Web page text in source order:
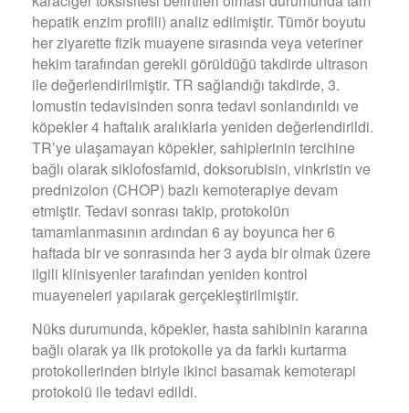
hepatik enzim profili) analiz edilmiştir. Tümör boyutu
her ziyarette fizik muayene sırasında veya veteriner
hekim tarafından gerekli görüldüğü takdirde ultrason
ile değerlendirilmiştir. TR sağlandığı takdirde, 3.
lomustin tedavisinden sonra tedavi sonlandırıldı ve
köpekler 4 haftalık aralıklarla yeniden değerlendirildi.
TR’ye ulaşamayan köpekler, sahiplerinin tercihine
bağlı olarak siklofosfamid, doksorubisin, vinkristin ve
prednizolon (CHOP) bazlı kemoterapiye devam
etmiştir. Tedavi sonrası takip, protokolün
tamamlanmasının ardından 6 ay boyunca her 6
haftada bir ve sonrasında her 3 ayda bir olmak üzere
ilgili klinisyenler tarafından yeniden kontrol
muayeneleri yapılarak gerçekleştirilmiştir.
Nüks durumunda, köpekler, hasta sahibinin kararına
bağlı olarak ya ilk protokolle ya da farklı kurtarma
protokollerinden biriyle ikinci basamak kemoterapi
protokolü ile tedavi edildi.